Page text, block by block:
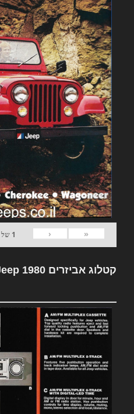
«
‹
1 של
קטלוג אביזרים Jeep 1980